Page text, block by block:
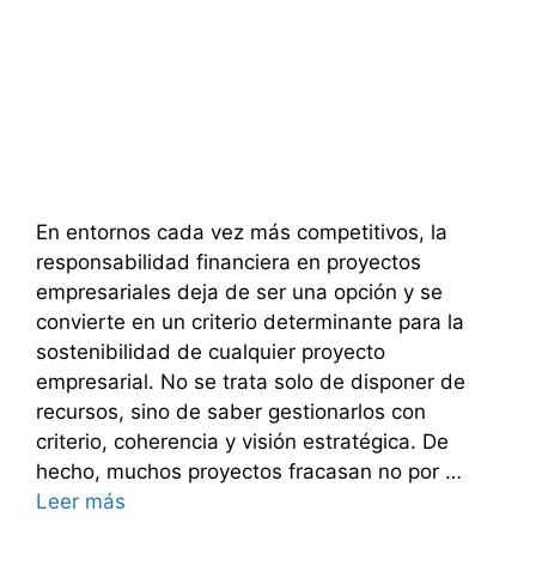
En entornos cada vez más competitivos, la
responsabilidad financiera en proyectos
empresariales deja de ser una opción y se
convierte en un criterio determinante para la
sostenibilidad de cualquier proyecto
empresarial. No se trata solo de disponer de
recursos, sino de saber gestionarlos con
criterio, coherencia y visión estratégica. De
hecho, muchos proyectos fracasan no por …
Leer más